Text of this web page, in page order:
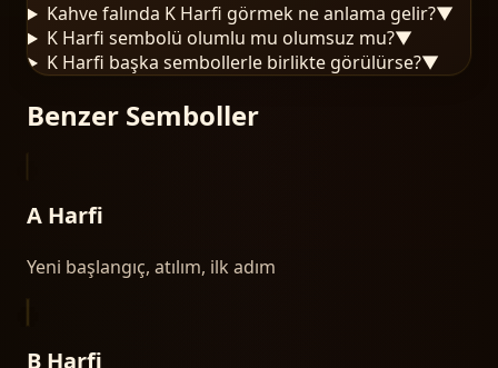
Kahve falında K Harfi görmek ne anlama gelir?▼
K Harfi sembolü olumlu mu olumsuz mu?▼
K Harfi başka sembollerle birlikte görülürse?▼
Benzer Semboller
A Harfi
Yeni başlangıç, atılım, ilk adım
B Harfi